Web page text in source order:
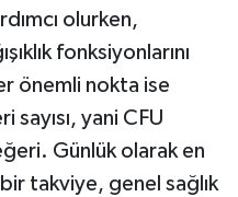
olurken,
fonksiyonlarını
önemli nokta ise
sayısı, yani CFU
Günlük olarak en
takviye, genel sağlık